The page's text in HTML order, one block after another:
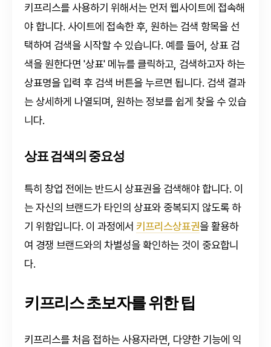
키프리스를 사용하기 위해서는 먼저 웹사이트에 접속해
야 합니다. 사이트에 접속한 후, 원하는 검색 항목을 선
택하여 검색을 시작할 수 있습니다. 예를 들어, 상표 검
색을 원한다면 '상표' 메뉴를 클릭하고, 검색하고자 하는
상표명을 입력 후 검색 버튼을 누르면 됩니다. 검색 결과
는 상세하게 나열되며, 원하는 정보를 쉽게 찾을 수 있습
니다.
상표 검색의 중요성
특히 창업 전에는 반드시 상표권을 검색해야 합니다. 이
는 자신의 브랜드가 타인의 상표와 중복되지 않도록 하
기 위함입니다. 이 과정에서 키프리스상표권을 활용하
여 경쟁 브랜드와의 차별성을 확인하는 것이 중요합니
다.
키프리스 초보자를 위한 팁
키프리스를 처음 접하는 사용자라면, 다양한 기능에 익